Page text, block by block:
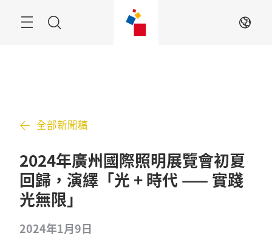
ZH
全部新聞稿
2024年廣州國際照明展覽會初夏
回歸，演繹「光 + 時代 —— 實踐
光無限」
2024年1月9日